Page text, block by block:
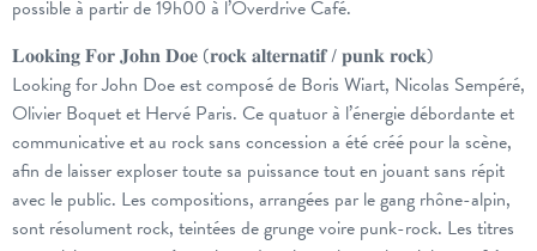
possible à partir de 19h00 à l’Overdrive Café.
𝐋𝐨𝐨𝐤𝐢𝐧𝐠 𝐅𝐨𝐫 𝐉𝐨𝐡𝐧 𝐃𝐨𝐞 (𝐫𝐨𝐜𝐤 𝐚𝐥𝐭𝐞𝐫𝐧𝐚𝐭𝐢𝐟 / 𝐩𝐮𝐧𝐤 𝐫𝐨𝐜𝐤)
Looking for John Doe est composé de Boris Wiart, Nicolas Sempéré,
Olivier Boquet et Hervé Paris. Ce quatuor à l’énergie débordante et
communicative et au rock sans concession a été créé pour la scène,
afin de laisser exploser toute sa puissance tout en jouant sans répit
avec le public. Les compositions, arrangées par le gang rhône-alpin,
sont résolument rock, teintées de grunge voire punk-rock. Les titres